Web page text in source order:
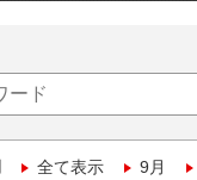
全て表示 9月